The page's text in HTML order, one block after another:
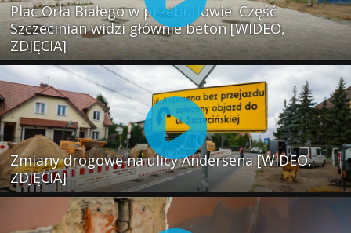
Plac Orła Białego w przebudowie. Część
Szczecinian widzi głównie beton [WIDEO,
ZDJĘCIA]
Zmiany drogowe na ulicy Andersena [WIDEO,
ZDJĘCIA]